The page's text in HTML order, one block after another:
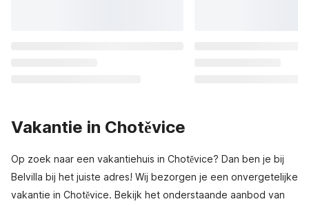
Vakantie in Chotěvice
Op zoek naar een vakantiehuis in Chotěvice? Dan ben je bij
Belvilla bij het juiste adres! Wij bezorgen je een onvergetelijke
vakantie in Chotěvice. Bekijk het onderstaande aanbod van